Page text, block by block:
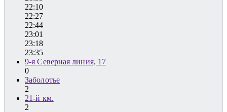
22:10
22:27
22:44
23:01
23:18
23:35
9-я Северная линия, 17
0
Заболотье
2
21-й км.
2